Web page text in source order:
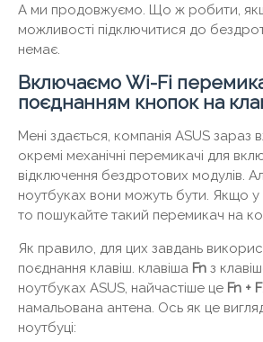
А ми продовжуємо. Що ж робити,
можливості підключитися до
немає.
Включаємо Wi-Fi
поєднанням кнопок на
Мені здається, компанія ASUS зараз
окремі механічні перемикачі для
відключення бездротових модулів.
ноутбуках вони можуть бути. Якщо
то пошукайте такий перемикач на
Як правило, для цих завдань
поєднання клавіш. клавіша Fn з
ноутбуках ASUS, найчастіше це Fn +
намальована антена. Ось як це
ноутбуці: